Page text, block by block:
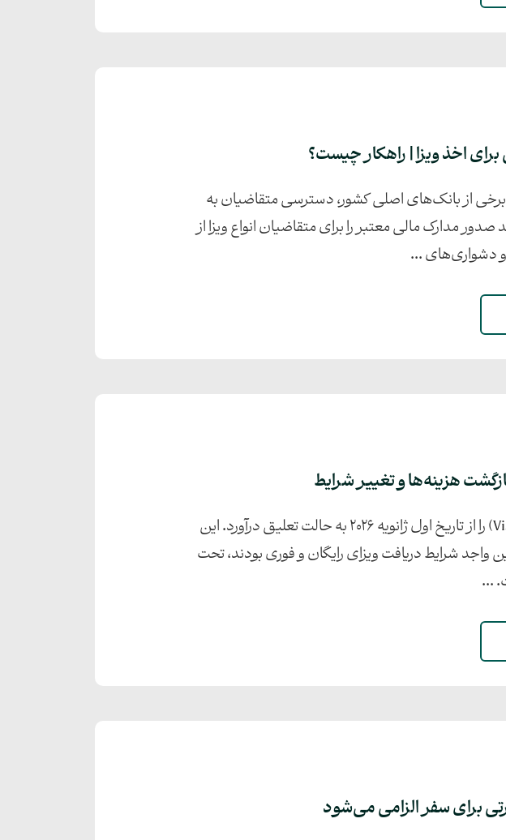
اخذ ویزا | راهکار چیست؟
از بانک‌های اصلی کشور، دسترسی متقاضیان به
مدارک مالی معتبر را برای متقاضیان انواع ویزا از
دشواری‌های ...
دولت پاکستان سامانه ویزای پیش از ورود (Visa Prior to Arrival - VPA) را از تاریخ اول ژانویه ۲۰۲۶ به حالت تعلیق درآورد. این
۱۲۶ کشور دیگر را که پیش از این واجد شرایط دریافت ویزای رایگان و فوری بودند، تحت
...
برای سفر الزامی می‌شود